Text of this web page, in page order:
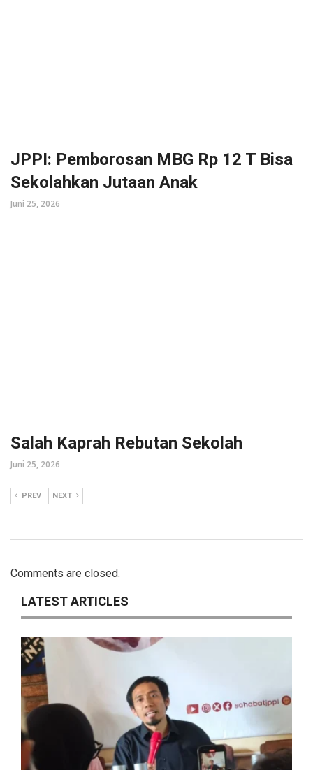
JPPI: Pemborosan MBG Rp 12 T Bisa
Sekolahkan Jutaan Anak
Juni 25, 2026
Salah Kaprah Rebutan Sekolah
Juni 25, 2026
PREV NEXT
Comments are closed.
LATEST ARTICLES